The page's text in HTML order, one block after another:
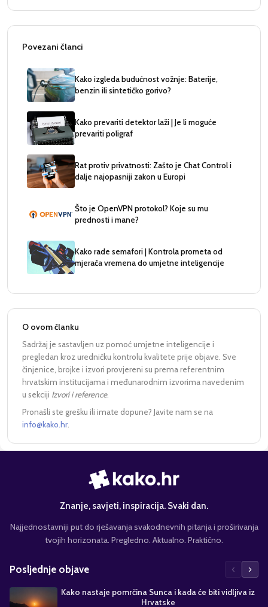
Povezani članci
Kako izgleda budućnost vožnje: Baterije,
benzin ili sintetičko gorivo?
Kako prevariti detektor laži | Je li moguće
prevariti poligraf
Rat protiv privatnosti: Zašto je Chat Control i
dalje najopasniji zakon u Europi
Što je OpenVPN protokol? Koje su mu
prednosti i mane?
Kako rade semafori | Kontrola prometa od
mjerača vremena do umjetne inteligencije
O ovom članku
Sadržaj je sastavljen uz pomoć umjetne inteligencije i
pregledan kroz uredničku kontrolu kvalitete prije objave. Sve
činjenice, brojke i izvori provjereni su prema referentnim
hrvatskim institucijama i međunarodnim izvorima navedenim
u sekciji Izvori i reference.
Pronašli ste grešku ili imate dopune? Javite nam se na
info@kako.hr
Znanje, savjeti, inspiracija. Svaki dan.
Najjednostavniji put do rješavanja svakodnevnih pitanja i proširivanja
tvojih horizonata. Pregledno. Aktualno. Praktično.
Posljednje objave ‹ ›
Kako nastaje pomrčina Sunca i kada će biti vidljiva iz
Hrvatske